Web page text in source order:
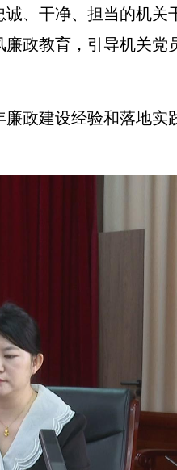
、干净、担当的机关
政教育，引导机关党
政建设经验和落地实